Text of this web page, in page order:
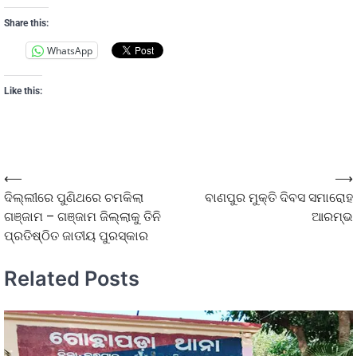
Share this:
WhatsApp
Like this:
⟵
ଦିଲ୍ଲୀରେ ପୁଣିଥରେ ଚମକିଲା
ଗଞ୍ଜାମ – ଗଞ୍ଜାମ ଜିଲ୍ଲାକୁ ତିନି
ପ୍ରତିଷ୍ଠିତ ଜାତୀୟ ପୁରସ୍କାର
ବାଣପୁର ମୁକ୍ତି ଦିବସ ସମାରୋହ
ଆରମ୍ଭ
⟶
Related Posts